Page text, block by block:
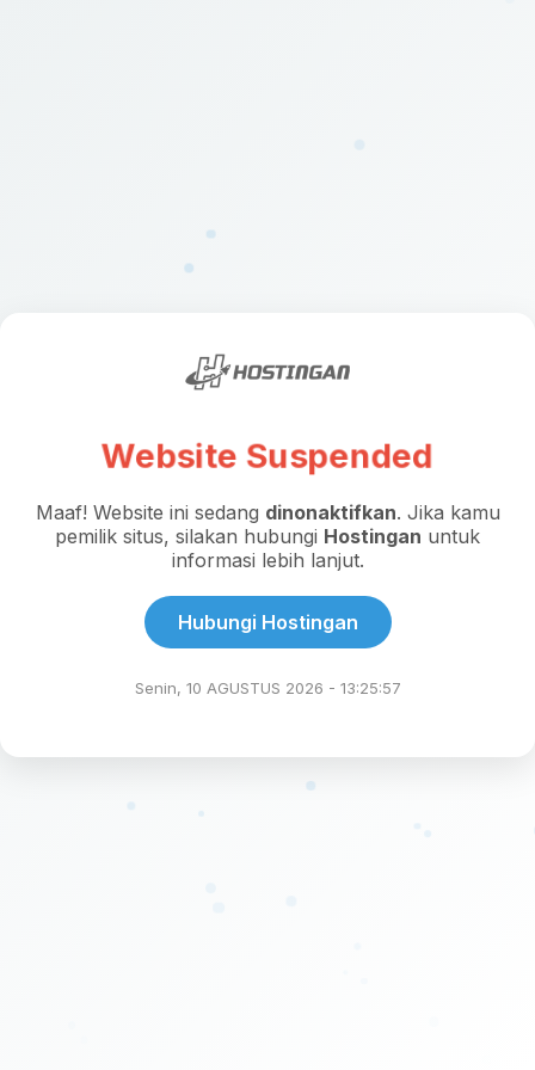
Website Suspended
Maaf! Website ini sedang dinonaktifkan. Jika kamu
pemilik situs, silakan hubungi Hostingan untuk
informasi lebih lanjut.
Hubungi Hostingan
Senin, 10 AGUSTUS 2026 - 13:25:57